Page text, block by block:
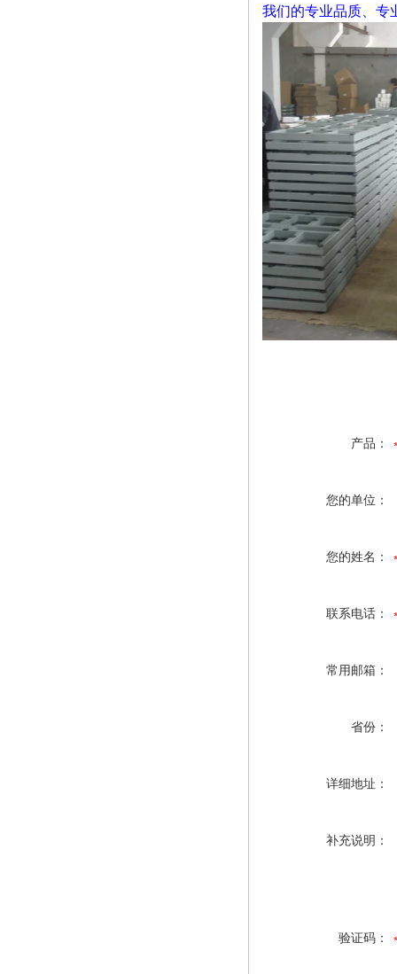
我们的专业品质、专
产品：
您的单位：
您的姓名：
联系电话：
常用邮箱：
省份：
详细地址：
补充说明：
验证码：